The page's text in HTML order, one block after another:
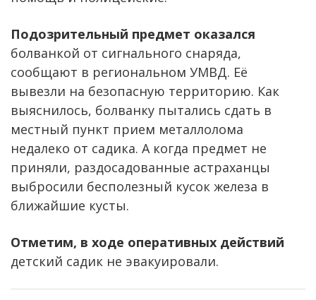
Подозрительный предмет оказался
болванкой от сигнального снаряда,
сообщают в региональном УМВД. Её
вывезли на безопасную территорию. Как
выяснилось, болванку пытались сдать в
местный пункт прием металлолома
недалеко от садика. А когда предмет не
приняли, раздосадованные астраханцы
выбросили бесполезный кусок железа в
ближайшие кусты.
Отметим, в ходе оперативных действий
детский садик не эвакуировали.